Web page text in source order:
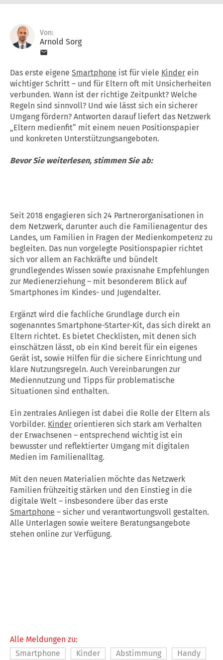
Von:
Arnold Sorg
Das erste eigene Smartphone ist für viele Kinder ein
wichtiger Schritt – und für Eltern oft mit Unsicherheiten
verbunden. Wann ist der richtige Zeitpunkt? Welche
Regeln sind sinnvoll? Und wie lässt sich ein sicherer
Umgang fördern? Antworten darauf liefert das Netzwerk
„Eltern medienfit“ mit einem neuen Positionspapier
und konkreten Unterstützungsangeboten.
Bevor Sie weiterlesen, stimmen Sie ab:
Seit 2018 engagieren sich 24 Partnerorganisationen in
dem Netzwerk, darunter auch die Familienagentur des
Landes, um Familien in Fragen der Medienkompetenz zu
begleiten. Das nun vorgelegte Positionspapier richtet
sich vor allem an Fachkräfte und bündelt
grundlegendes Wissen sowie praxisnahe Empfehlungen
zur Medienerziehung – mit besonderem Blick auf
Smartphones im Kindes- und Jugendalter.
Ergänzt wird die fachliche Grundlage durch ein
sogenanntes Smartphone-Starter-Kit, das sich direkt an
Eltern richtet. Es bietet Checklisten, mit denen sich
einschätzen lässt, ob ein Kind bereit für ein eigenes
Gerät ist, sowie Hilfen für die sichere Einrichtung und
klare Nutzungsregeln. Auch Vereinbarungen zur
Mediennutzung und Tipps für problematische
Situationen sind enthalten.
Ein zentrales Anliegen ist dabei die Rolle der Eltern als
Vorbilder. Kinder orientieren sich stark am Verhalten
der Erwachsenen – entsprechend wichtig ist ein
bewusster und reflektierter Umgang mit digitalen
Medien im Familienalltag.
Mit den neuen Materialien möchte das Netzwerk
Familien frühzeitig stärken und den Einstieg in die
digitale Welt – insbesondere über das erste
Smartphone – sicher und verantwortungsvoll gestalten.
Alle Unterlagen sowie weitere Beratungsangebote
stehen online zur Verfügung.
Alle Meldungen zu:
Smartphone
Kinder Abstimmung Handy